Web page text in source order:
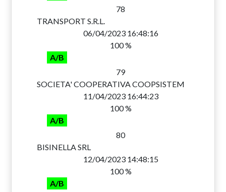
78
TRANSPORT S.R.L.
06/04/2023 16:48:16
100 %
A/B
79
SOCIETA' COOPERATIVA COOPSISTEM
11/04/2023 16:44:23
100 %
A/B
80
BISINELLA SRL
12/04/2023 14:48:15
100 %
A/B